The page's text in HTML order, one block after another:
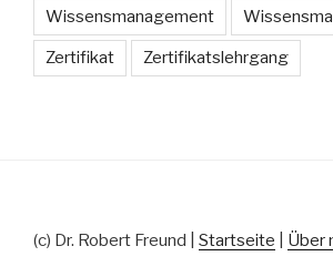
Wissensmanagement
Zertifikat Zertifikatslehrgang
(c) Dr. Robert Freund | Startseite Über